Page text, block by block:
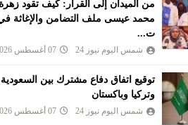
من الميدان إلى القرار: كيف تقود زهرة
محمد عيسى ملف التضامن والإغاثة
ت...
شمس اليوم نيوز 24 07 أغسطس 2026
توقيع اتفاق دفاع مشترك بين السعودية
وتركيا وباكستان
شمس اليوم نيوز 24 07 أغسطس 2026